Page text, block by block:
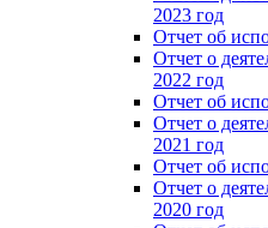
2023 год
Отчет об
Отчет о
2022 год
Отчет об
Отчет о
2021 год
Отчет об
Отчет о
2020 год